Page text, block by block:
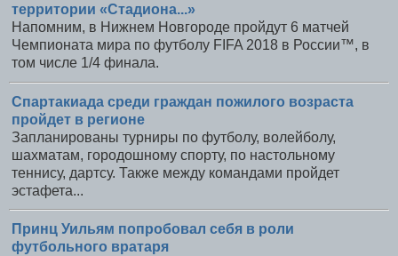
территории «Стадиона...»
Напомним, в Нижнем Новгороде пройдут 6 матчей
Чемпионата мира по футболу FIFA 2018 в России™, в
том числе 1/4 финала.
Спартакиада среди граждан пожилого возраста
пройдет в регионе
Запланированы турниры по футболу, волейболу,
шахматам, городошному спорту, по настольному
теннису, дартсу. Также между командами пройдет
эстафета...
Принц Уильям попробовал себя в роли
футбольного вратаря